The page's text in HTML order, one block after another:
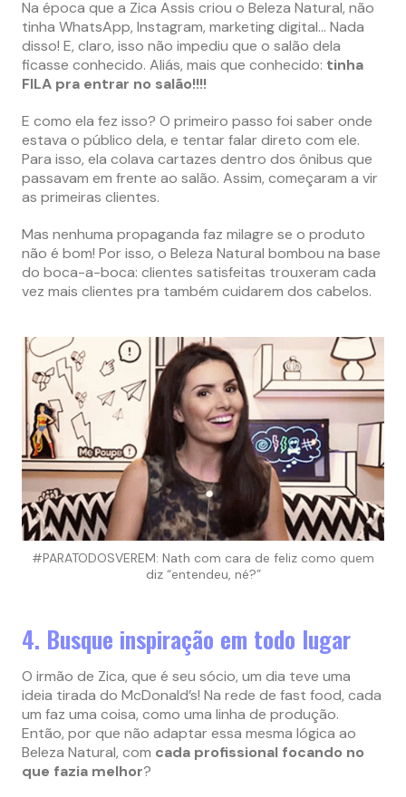
Na época que a Zica Assis criou o Beleza Natural, não
tinha WhatsApp, Instagram, marketing digital… Nada
disso! E, claro, isso não impediu que o salão dela
ficasse conhecido. Aliás, mais que conhecido: tinha
FILA pra entrar no salão!!!!
E como ela fez isso? O primeiro passo foi saber onde
estava o público dela, e tentar falar direto com ele.
Para isso, ela colava cartazes dentro dos ônibus que
passavam em frente ao salão. Assim, começaram a vir
as primeiras clientes.
Mas nenhuma propaganda faz milagre se o produto
não é bom! Por isso, o Beleza Natural bombou na base
do boca-a-boca: clientes satisfeitas trouxeram cada
vez mais clientes pra também cuidarem dos cabelos.
#PARATODOSVEREM: Nath com cara de feliz como quem
diz “entendeu, né?”
4. Busque inspiração em todo lugar
O irmão de Zica, que é seu sócio, um dia teve uma
ideia tirada do McDonald’s! Na rede de fast food, cada
um faz uma coisa, como uma linha de produção.
Então, por que não adaptar essa mesma lógica ao
Beleza Natural, com cada profissional focando no
que fazia melhor?